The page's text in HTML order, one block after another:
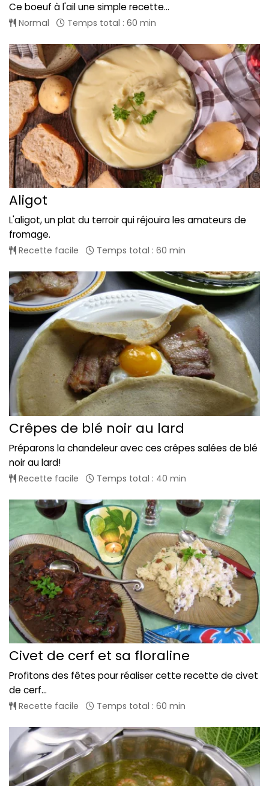
Ce boeuf à l'ail une simple recette...
Normal Temps total : 60 min
Aligot
L'aligot, un plat du terroir qui réjouira les amateurs de
fromage.
Recette facile Temps total : 60 min
Crêpes de blé noir au lard
Préparons la chandeleur avec ces crêpes salées de blé
noir au lard!
Recette facile Temps total : 40 min
Civet de cerf et sa floraline
Profitons des fêtes pour réaliser cette recette de civet
de cerf...
Recette facile Temps total : 60 min